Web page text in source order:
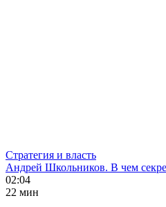
Стратегия и власть
Андрей Школьников. В чем
02:04
22 мин